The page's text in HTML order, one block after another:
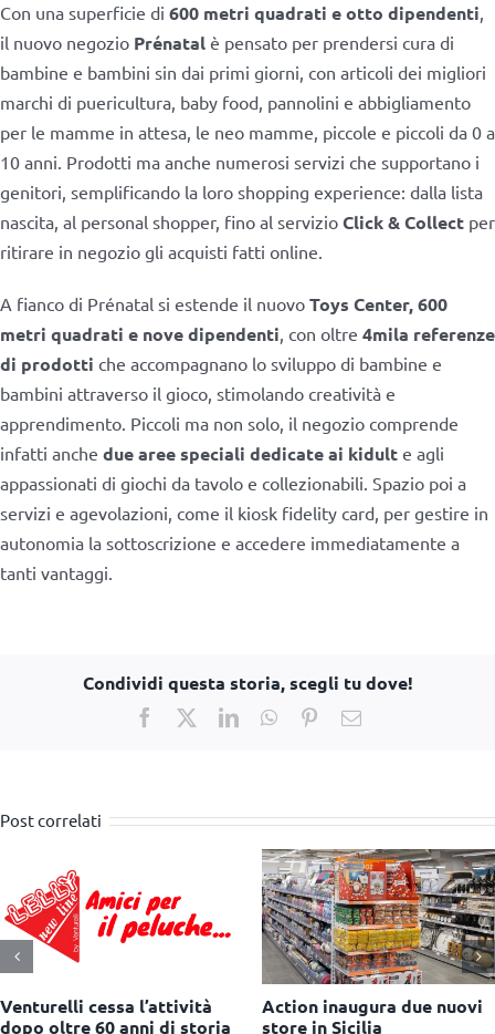
Con una superficie di 600 metri quadrati e otto dipendenti,
il nuovo negozio Prénatal è pensato per prendersi cura di
bambine e bambini sin dai primi giorni, con articoli dei migliori
marchi di puericultura, baby food, pannolini e abbigliamento
per le mamme in attesa, le neo mamme, piccole e piccoli da 0 a
10 anni. Prodotti ma anche numerosi servizi che supportano i
genitori, semplificando la loro shopping experience: dalla lista
nascita, al personal shopper, fino al servizio Click & Collect per
ritirare in negozio gli acquisti fatti online.
A fianco di Prénatal si estende il nuovo Toys Center, 600
metri quadrati e nove dipendenti, con oltre 4mila referenze
di prodotti che accompagnano lo sviluppo di bambine e
bambini attraverso il gioco, stimolando creatività e
apprendimento. Piccoli ma non solo, il negozio comprende
infatti anche due aree speciali dedicate ai kidult e agli
appassionati di giochi da tavolo e collezionabili. Spazio poi a
servizi e agevolazioni, come il kiosk fidelity card, per gestire in
autonomia la sottoscrizione e accedere immediatamente a
tanti vantaggi.
Condividi questa storia, scegli tu dove!
Facebook
X LinkedInWhatsApp
PinterestEmail
Post correlati
Toys Center apre un nuovo
negozio ad Acireale (CT)
Parchi divertimento:
risultati stabili per il